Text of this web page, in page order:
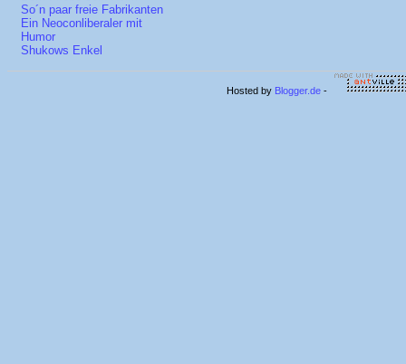
So´n paar freie Fabrikanten
Ein Neoconliberaler mit
Humor
Shukows Enkel
Hosted by Blogger.de -